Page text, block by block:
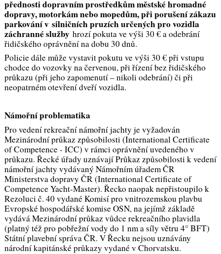
přednosti dopravním prostředkům městské hromadné
dopravy, motorkám nebo mopedům, při porušení zákazu
parkování v silničních pruzích určených pro vozidla
záchranné služby hrozí pokuta ve výši 30 € a odebrání
řidičského oprávnění na dobu 30 dnů.
Policie dále může vystavit pokutu ve výši 30 € při vstupu
chodce do vozovky na červenou, při řízení bez řidičského
průkazu (při jeho zapomenutí – nikoli odebrání) či při
neopatrném otevření dveří vozidla.
Námořní problematika
Pro vedení rekreační námořní jachty je vyžadován
Mezinárodní průkaz způsobilosti (International Certificate
of Competence - ICC) v rámci oprávnění uvedeného v
průkazu. Řecké úřady uznávají Průkaz způsobilosti k vedení
námořní jachty vydávaný Námořním úřadem ČR
Ministerstva dopravy ČR (International Certificate of
Competence Yacht-Master). Řecko naopak nepřistoupilo k
Rezoluci č. 40 vydané Komisí pro vnitrozemskou plavbu
Evropské hospodářské komise OSN, na jejímž základě
vydává Mezinárodní průkaz vůdce rekreačního plavidla
(platný též pro pobřežní vody do 1 nm a síly větru 4° BFT)
Státní plavební správa ČR. V Řecku nejsou uznávány
národní kapitánské průkazy vydané v Chorvatsku.